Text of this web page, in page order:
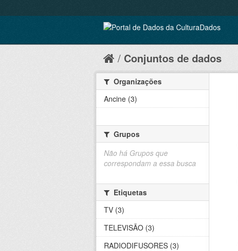
Conjuntos de dados
Organizações
Ancine (3)
Grupos
Não há Grupos que
correspondam a essa busca
Etiquetas
TV (3)
TELEVISÃO (3)
RADIODIFUSORES (3)